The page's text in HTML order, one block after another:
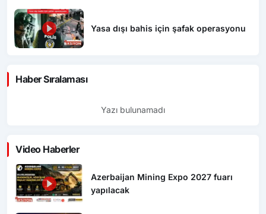
Yasa dışı bahis için şafak operasyonu
Haber Sıralaması
Yazı bulunamadı
Video Haberler
Azerbaijan Mining Expo 2027 fuarı
yapılacak